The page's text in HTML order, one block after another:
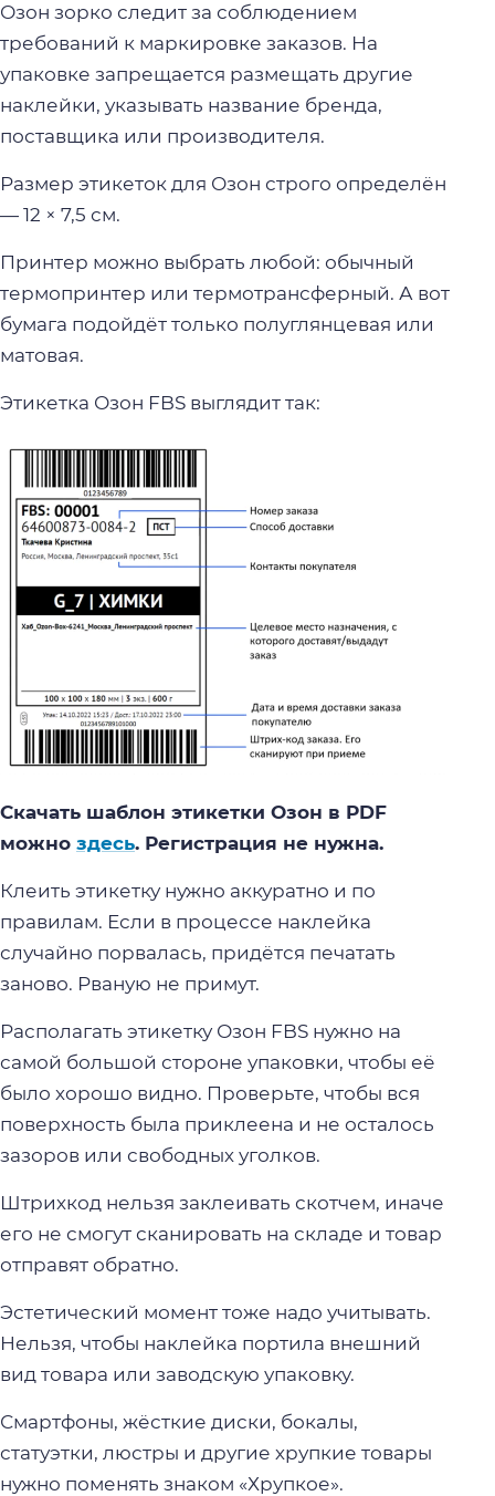
Озон зорко следит за соблюдением
требований к маркировке заказов. На
упаковке запрещается размещать другие
наклейки, указывать название бренда,
поставщика или производителя.
Размер этикеток для Озон строго определён
— 12 × 7,5 см.
Принтер можно выбрать любой: обычный
термопринтер или термотрансферный. А вот
бумага подойдёт только полуглянцевая или
матовая.
Этикетка Озон FBS выглядит так:
Скачать шаблон этикетки Озон в PDF
можно здесь. Регистрация не нужна.
Клеить этикетку нужно аккуратно и по
правилам. Если в процессе наклейка
случайно порвалась, придётся печатать
заново. Рваную не примут.
Располагать этикетку Озон FBS нужно на
самой большой стороне упаковки, чтобы её
было хорошо видно. Проверьте, чтобы вся
поверхность была приклеена и не осталось
зазоров или свободных уголков.
Штрихкод нельзя заклеивать скотчем, иначе
его не смогут сканировать на складе и товар
отправят обратно.
Эстетический момент тоже надо учитывать.
Нельзя, чтобы наклейка портила внешний
вид товара или заводскую упаковку.
Смартфоны, жёсткие диски, бокалы,
статуэтки, люстры и другие хрупкие товары
нужно поменять знаком «Хрупкое».